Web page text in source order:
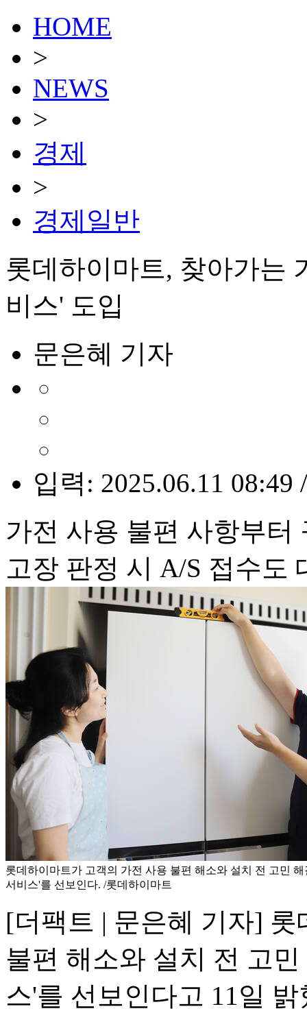
HOME
>
NEWS
>
경제
>
경제일반
롯데하이마트, 찾아가는
비스' 도입
문은혜 기자
입력: 2025.06.11 08:49
가전 사용 불편 사항부터
고장 판정 시 A/S 접수도
롯데하이마트가 고객의 가전 사용 불편 해소와 설치 전 고민
서비스'를 선보인다. /롯데하이마트
[더팩트 | 문은혜 기자]
불편 해소와 설치 전 고
스'를 선보인다고 11일 밝